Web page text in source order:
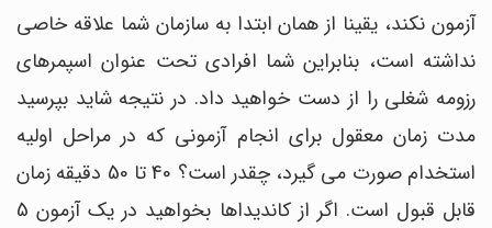
آزمون نکند، یقینا از همان ابتدا به سازمان شما علاقه خاصی
نداشته است، بنابراین شما افرادی تحت عنوان اسپمرهای
رزومه شغلی را از دست خواهید داد. در نتیجه شاید بپرسید
مدت زمان معقول برای انجام آزمونی که در مراحل اولیه
استخدام صورت می گیرد، چقدر است؟ 40 تا 50 دقیقه زمان
قابل قبول است. اگر از کاندیداها بخواهید در یک آزمون 5